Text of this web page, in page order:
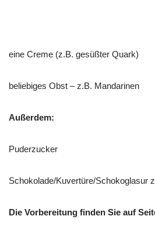
eine Creme (z.B. gesüßter Quark)
beliebiges Obst – z.B. Mandarinen
Außerdem:
Puderzucker
Schokolade/Kuvertüre/Schokoglasur
Die Vorbereitung finden Sie auf